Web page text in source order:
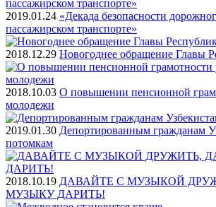
2019.01.24 «Декада безопасности
пассажирском транспорте»
2018.12.29 Новогоднее обращение Главы
2018.10.03 О повышении пенсионной
молодежи
2019.01.30 Депортированным гражданам
потомкам
2018.10.19 ДАВАЙТЕ С МУЗЫКОЙ
МУЗЫКУ ДАРИТЬ!